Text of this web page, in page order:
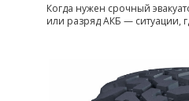
Когда нужен срочный
или разряд АКБ — ситуации,